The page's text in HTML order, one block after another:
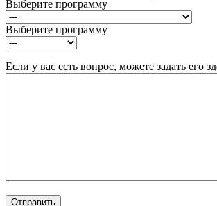
Выберите программу
Выберите программу
Если у вас есть вопрос, можете задать его